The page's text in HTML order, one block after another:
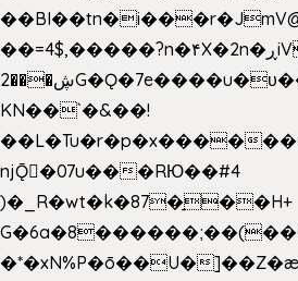
��=4$,�����?n�۴X�2n�ڕiV�%l�X>�
2���ڜG�Ǫ�7e����u�υ��%�U胜
KN��`�&��!
��L�Tu�r�p�x����
njǬ�07u���RЮ��#4
)�_R�wt�k�87�̠��H+
�*�xN%P�ō��U�